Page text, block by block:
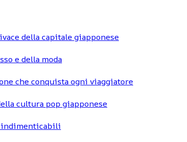
della capitale giapponese
e della moda
che conquista ogni viaggiatore
cultura pop giapponese
indimenticabili